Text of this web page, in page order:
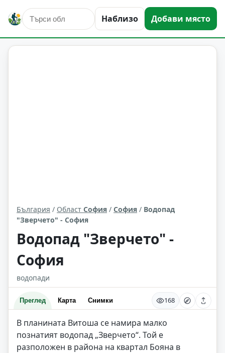
Наблизо Добави място
природни забележителности София Област: София
България / Област София / София / Водопад
"Зверчето" - София
Водопад "Зверчето" -
София
водопади
Преглед Карта Снимки 168
В планината Витоша се намира малко
познатият водопад „Зверчето“. Той е
разположен в района на квартал Бояна в